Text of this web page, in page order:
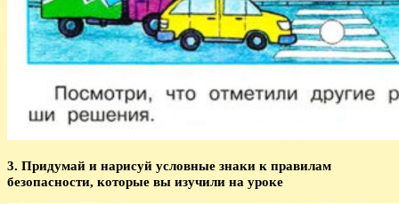
3. Придумай и нарисуй условные знаки к правилам
безопасности, которые вы изучили на уроке